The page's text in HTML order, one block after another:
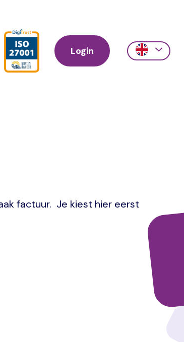
Login
Action
factuur. Je kiest hier eerst